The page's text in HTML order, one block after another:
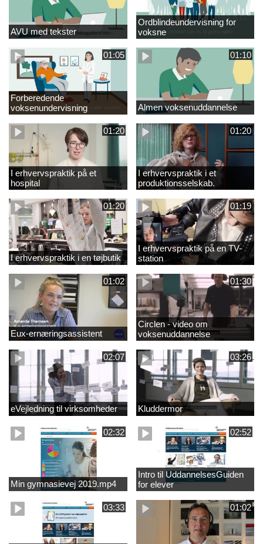
AVU med tekster
Ordblindeundervisning for
voksne
01:05
Forberedende
voksenundervisning
01:10
Almen voksenuddannelse
01:20
I erhvervspraktik på et
hospital
01:20
I erhvervspraktik i et
produktionsselskab.
01:20
I erhvervspraktik i en tøjbutik
01:19
I erhvervspraktik på en TV-
station
01:02
Eux-ernæringsassistent
01:30
Circlen - video om
voksenuddannelse
02:07
eVejledning til virksomheder
03:26
Kluddermor
02:32
Min gymnasievej 2019.mp4
02:52
Intro til UddannelsesGuiden
for elever
03:33 01:02